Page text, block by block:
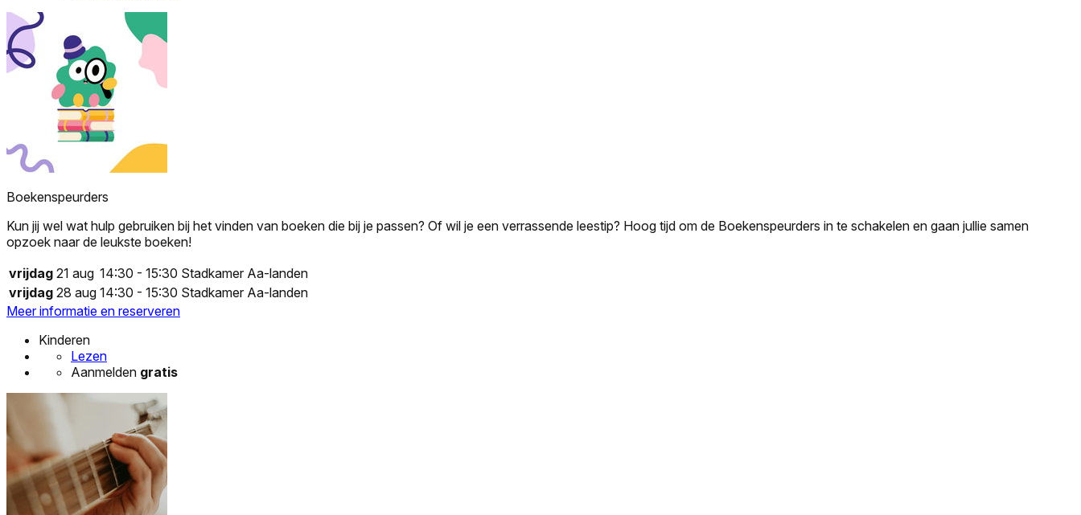
Boekenspeurders
Kun jij wel wat hulp gebruiken bij het vinden van boeken die bij je passen? Of wil je een verrassende leestip? Hoog tijd om de Boekenspeurders in te schakelen en gaan jullie samen
opzoek naar de leukste boeken!
vrijdag 21 aug 14:30 - 15:30 Stadkamer Aa-landen
vrijdag 28 aug 14:30 - 15:30 Stadkamer Aa-landen
Meer informatie en reserveren
Kinderen
Lezen
Aanmelden gratis